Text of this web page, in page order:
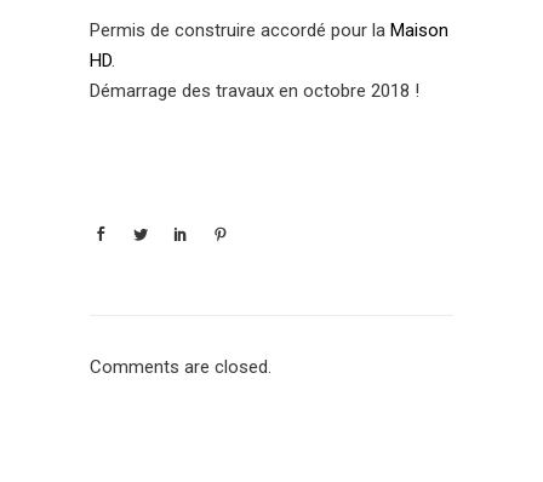
Permis de construire accordé pour la Maison
HD.
Démarrage des travaux en octobre 2018 !
Comments are closed.